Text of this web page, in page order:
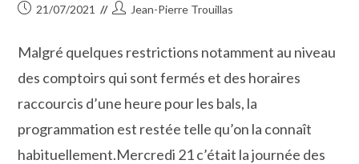
Publication
21/07/2021
Auteur/autrice
publication :
Jean-Pierre Trouillas
Malgré quelques restrictions notamment au niveau
des comptoirs qui sont fermés et des horaires
raccourcis d’une heure pour les bals, la
programmation est restée telle qu’on la connaît
habituellement.Mercredi 21 c’était la journée des